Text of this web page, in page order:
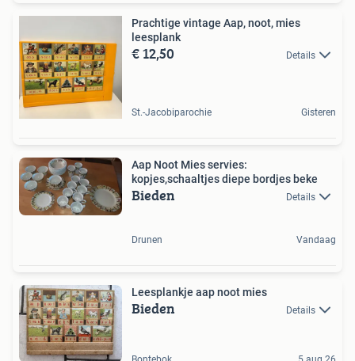
Prachtige vintage Aap, noot, mies
leesplank
€ 12,50 Details
St.-Jacobiparochie Gisteren
Aap Noot Mies servies:
kopjes,schaaltjes diepe bordjes beke
Bieden Details
Drunen Vandaag
Leesplankje aap noot mies
Bieden Details